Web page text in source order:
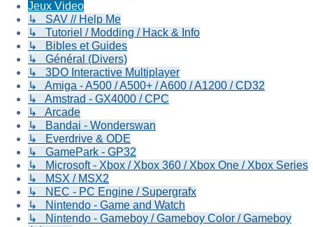
Jeux Video
↳ SAV // Help Me
↳ Tutoriel / Modding / Hack & Info
↳ Bibles et Guides
↳ Général (Divers)
↳ 3DO Interactive Multiplayer
↳ Amiga - A500 / A500+ / A600 / A1200 / CD32
↳ Amstrad - GX4000 / CPC
↳ Arcade
↳ Bandai - Wonderswan
↳ Everdrive & ODE
↳ GamePark - GP32
↳ Microsoft - Xbox / Xbox 360 / Xbox One / Xbox Series
↳ MSX / MSX2
↳ NEC - PC Engine / Supergrafx
↳ Nintendo - Game and Watch
↳ Nintendo - Gameboy / Gameboy Color / Gameboy